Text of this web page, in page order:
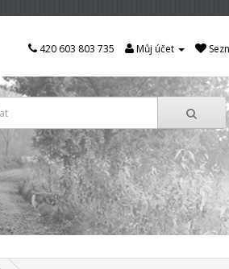
420 603 803 735 Můj účet